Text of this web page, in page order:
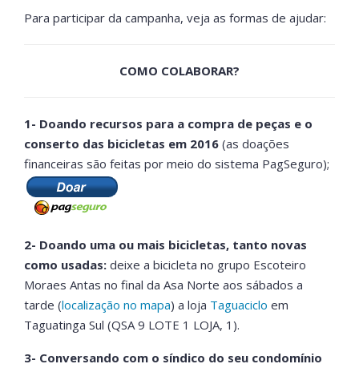
Para participar da campanha, veja as formas de ajudar:
COMO COLABORAR?
1- Doando recursos para a compra de peças e o
conserto das bicicletas em 2016 (as doações
financeiras são feitas por meio do sistema PagSeguro);
2- Doando uma ou mais bicicletas, tanto novas
como usadas: deixe a bicicleta no grupo Escoteiro
Moraes Antas no final da Asa Norte aos sábados a
tarde (localização no mapa) a loja Taguaciclo em
Taguatinga Sul (QSA 9 LOTE 1 LOJA, 1).
3- Conversando com o síndico do seu condomínio